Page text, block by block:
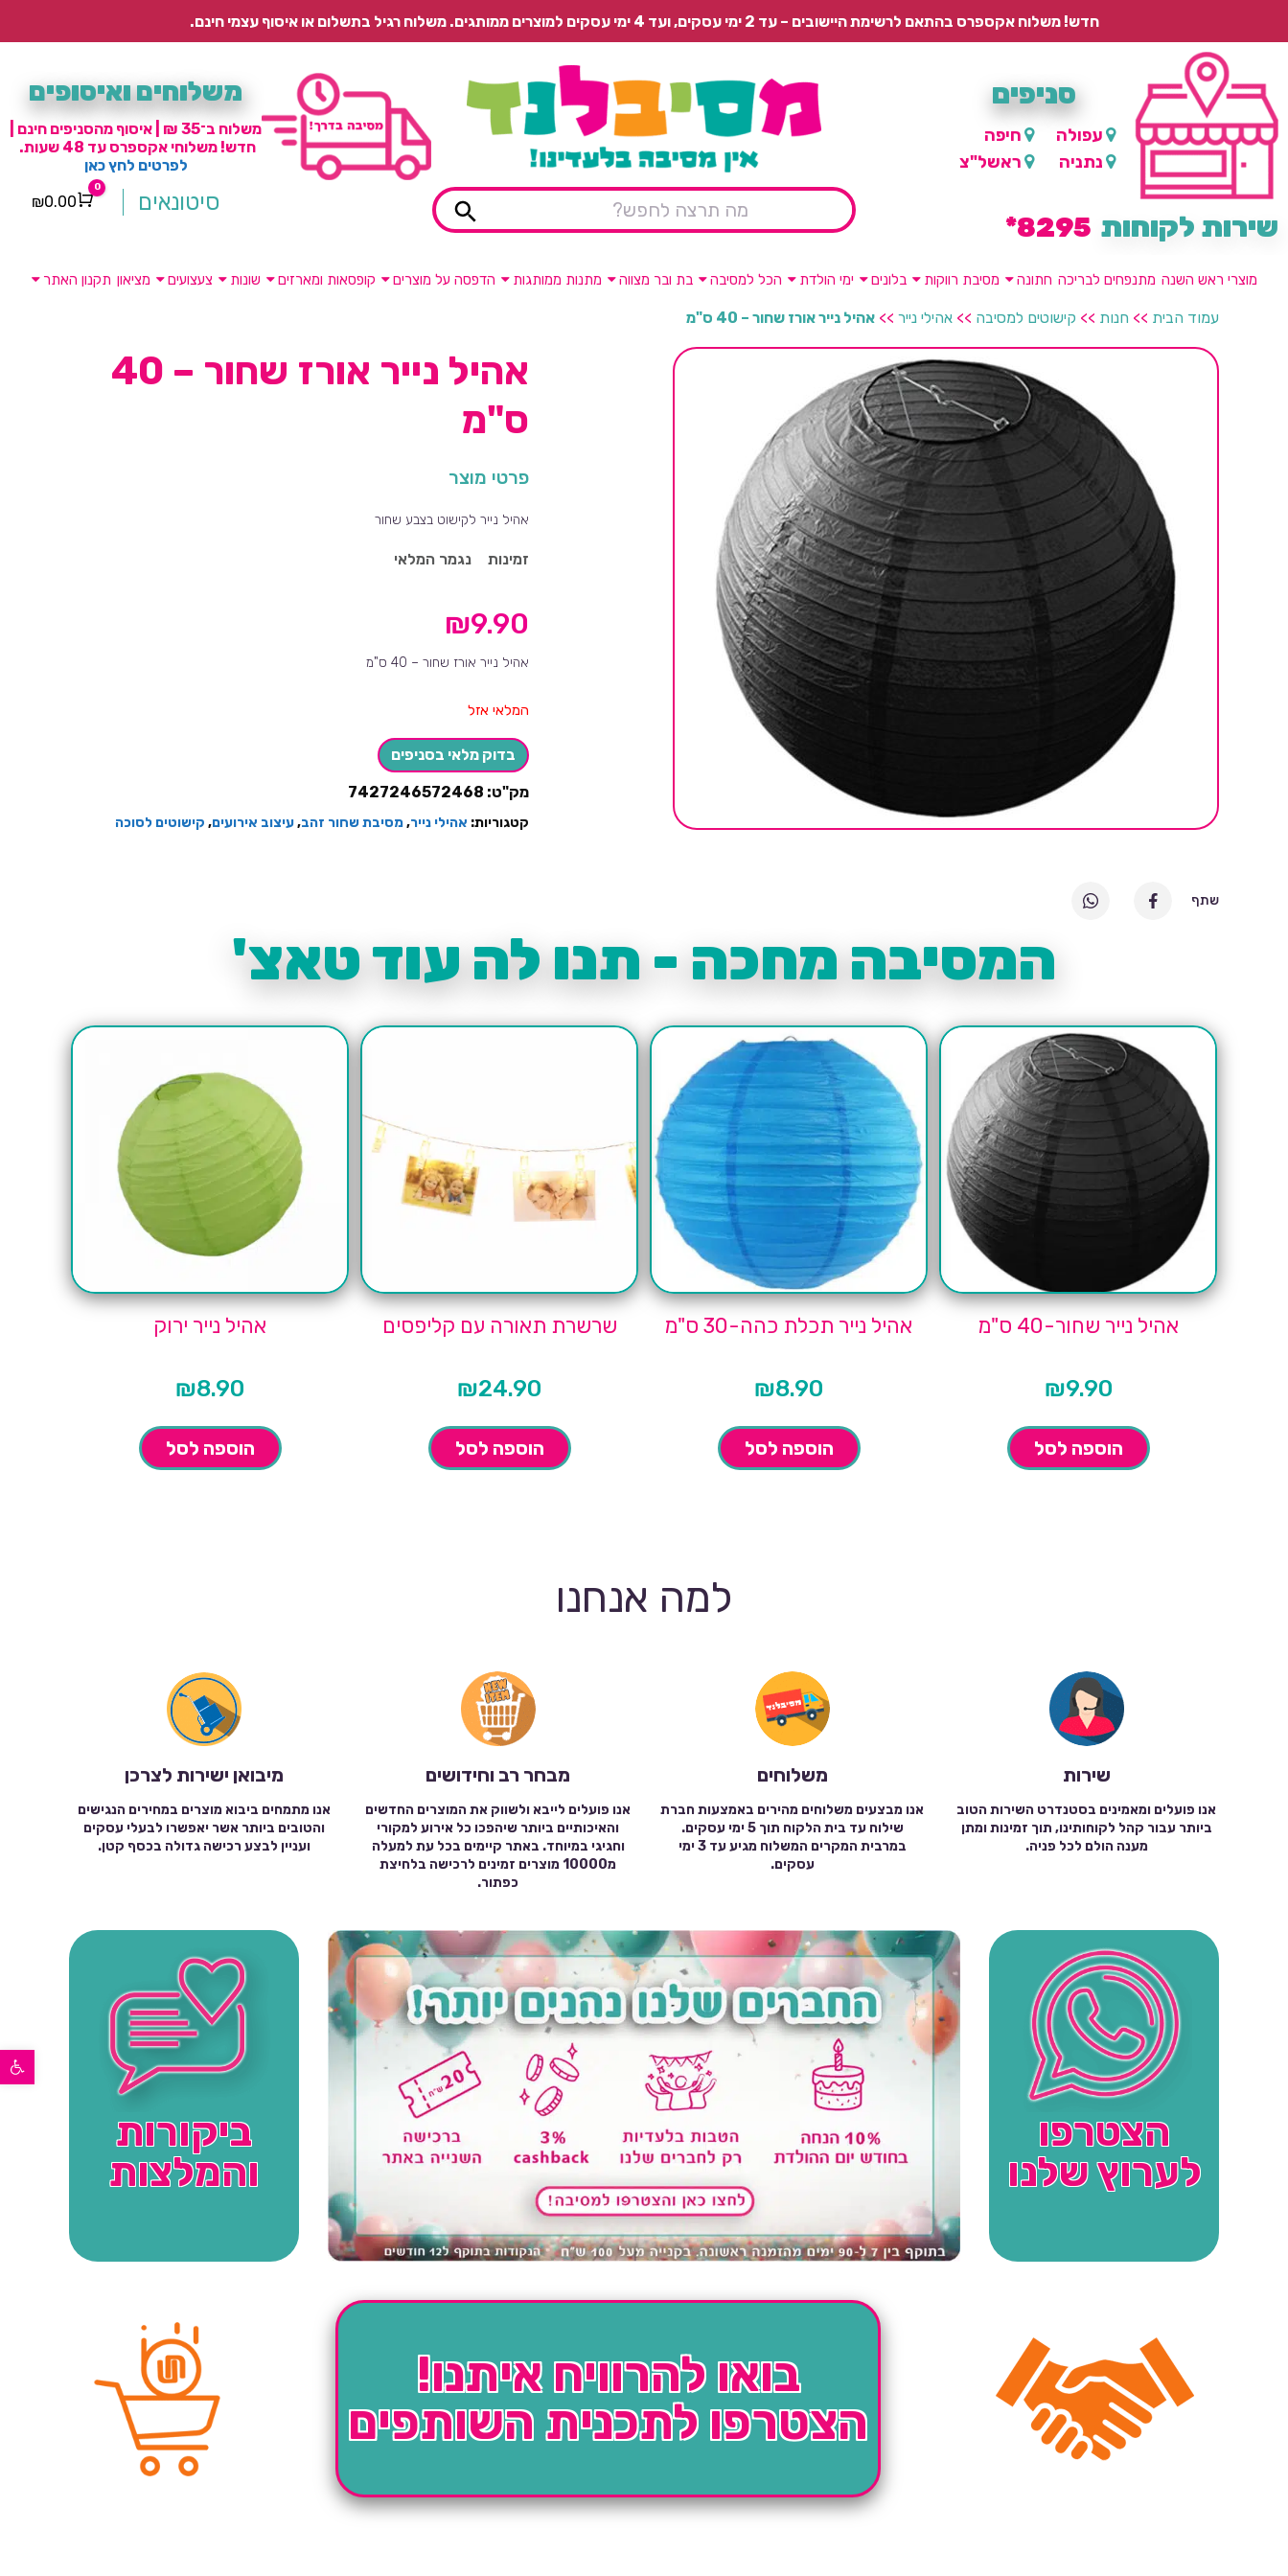
פתח סרגל נגישות
חדש! משלוח אקספרס בהתאם לרשימת היישובים – עד 2 ימי עסקים, ועד 4 ימי עסקים למוצרים ממותגים. משלוח רגיל בתשלום או איסוף עצמי חינם.
סניפים
עפולה
חיפה
נתניה
ראשל"צ
שירות לקוחות 8295*
משלוחים ואיסופים
משלוח ב־35 ₪ | איסוף מהסניפים חינם |
חדש! משלוחי אקספרס עד 48 שעות.
לפרטים לחץ כאן
סיטונאים Cart
0
₪0.00
מוצרי ראש השנה מתנפחים לבריכה חתונה מסיבת רווקות בלונים ימי הולדת הכל למסיבה בת ובר מצווה מתנות ממותגות הדפסה על מוצרים קופסאות ומארזים שונות צעצועים מציאון תקנון האתר
עמוד הבית >> חנות >> קישוטים למסיבה >> אהילי נייר >> אהיל נייר אורז שחור – 40 ס"מ
שתף
אהיל נייר אורז שחור – 40
ס"מ
פרטי מוצר
אהיל נייר לקישוט בצבע שחור
זמינות נגמר המלאי
₪9.90
אהיל נייר אורז שחור – 40 ס"מ
המלאי אזל
בדוק מלאי בסניפים
מק"ט: 7427246572468
קטגוריות: אהילי נייר,מסיבת שחור זהב,עיצוב אירועים, קישוטים לסוכה
המסיבה מחכה - תנו לה עוד טאצ'
אהיל נייר שחור-40 ס"מ
₪9.90
הוספה לסל
אהיל נייר תכלת כהה-30 ס"מ
₪8.90
הוספה לסל
שרשרת תאורה עם קליפסים
₪24.90
הוספה לסל
אהיל נייר ירוק
₪8.90
הוספה לסל
למה אנחנו
שירות
אנו פועלים ומאמינים בסטנדרט השירות הטוב
ביותר עבור קהל לקוחותינו, תוך זמינות ומתן
מענה הולם לכל פניה.
משלוחים
אנו מבצעים משלוחים מהירים באמצעות חברת
שילוח עד בית הלקוח תוך 5 ימי עסקים.
במרבית המקרים המשלוח מגיע עד 3 ימי
עסקים.
מבחר רב וחידושים
אנו פועלים לייבא ולשווק את המוצרים החדשים
והאיכותיים ביותר שיהפכו כל אירוע למקורי
וחגיגי במיוחד. באתר קיימים בכל עת למעלה
מ10000 מוצרים זמינים לרכישה בלחיצת
כפתור.
מיבואן ישירות לצרכן
אנו מתמחים ביבוא מוצרים במחירים הנגישים
והטובים ביותר אשר יאפשרו לבעלי עסקים
ועניין לבצע רכישה גדולה בכסף קטן.
הצטרפו
לערוץ שלנו
ביקורות
והמלצות
בואו להרוויח איתנו!
הצטרפו לתכנית השותפים